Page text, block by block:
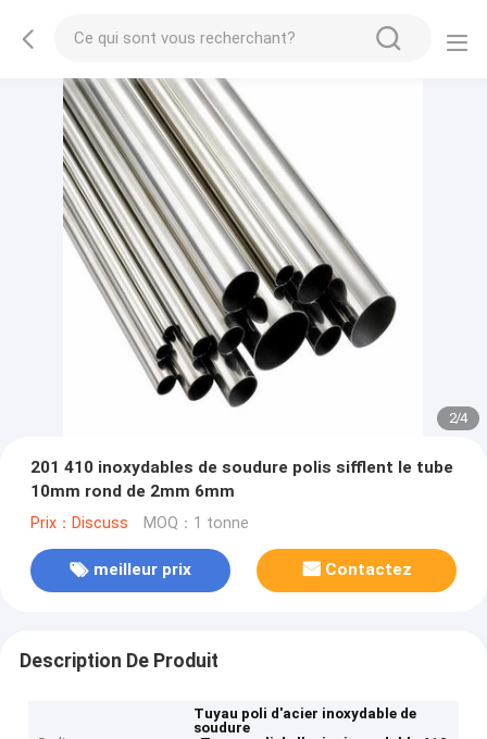
2/4
201 410 inoxydables de soudure polis sifflent le tube
10mm rond de 2mm 6mm
Prix：Discuss MOQ：1 tonne
meilleur prix Contactez
Description De Produit
Tuyau poli d'acier inoxydable de
soudure